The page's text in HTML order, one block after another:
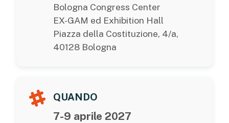
Bologna Congress Center
EX-GAM ed Exhibition Hall
Piazza della Costituzione, 4/a,
40128 Bologna
QUANDO
7-9 aprile 2027